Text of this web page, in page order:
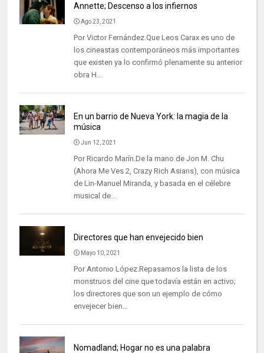
Annette; Descenso a los infiernos
Ago 23, 2021
Por Victor Fernández.Que Leos Carax es uno de
los cineastas contemporáneos más importantes
que existen ya lo confirmó plenamente su anterior
obra H...
En un barrio de Nueva York: la magia de la
música
Jun 12, 2021
Por Ricardo Marín.De la mano de Jon M. Chu
(Ahora Me Ves 2, Crazy Rich Asians), con música
de Lin-Manuel Miranda, y basada en el célebre
musical de...
Directores que han envejecido bien
Mayo 10, 2021
Por Antonio López.Repasamos la lista de los
monstruos del cine que todavía están en activo;
los directores que son un ejemplo de cómo
envejecer bien...
Nomadland; Hogar no es una palabra